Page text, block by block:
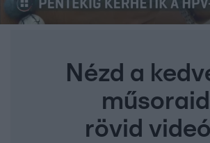
Nézd a
műsoraid
rövid